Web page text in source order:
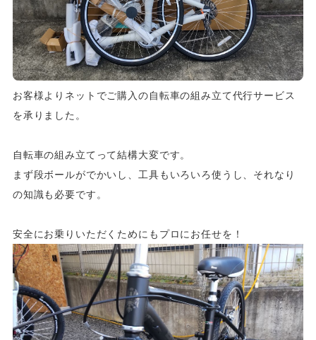
お客様よりネットでご購入の自転車の組み立て代行サービス
を承りました。
自転車の組み立てって結構大変です。
まず段ボールがでかいし、工具もいろいろ使うし、それなり
の知識も必要です。
安全にお乗りいただくためにもプロにお任せを！